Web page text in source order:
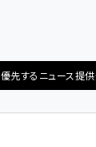
優先するニュース提